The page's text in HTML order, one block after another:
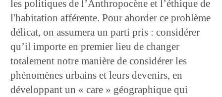
les politiques de l’Anthropocène et l’éthique de
l'habitation afférente. Pour aborder ce problème
délicat, on assumera un parti pris : considérer
qu’il importe en premier lieu de changer
totalement notre manière de considérer les
phénomènes urbains et leurs devenirs, en
développant un « care » géographique qui